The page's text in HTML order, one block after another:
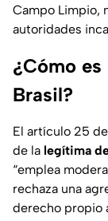
Campo Limpio,
autoridades
¿Cómo
Brasil?
El artículo 25
de la legítima
“emplea
rechaza una
derecho propio